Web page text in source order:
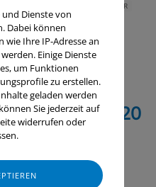
GERÄTE & ZUBEHÖR
Stiel, Ø 20
Dienste von
Dabei können
wie Ihre IP-Adresse an
Einige Dienste
um Funktionen
zu erstellen.
geladen werden
Sie jederzeit auf
widerrufen oder